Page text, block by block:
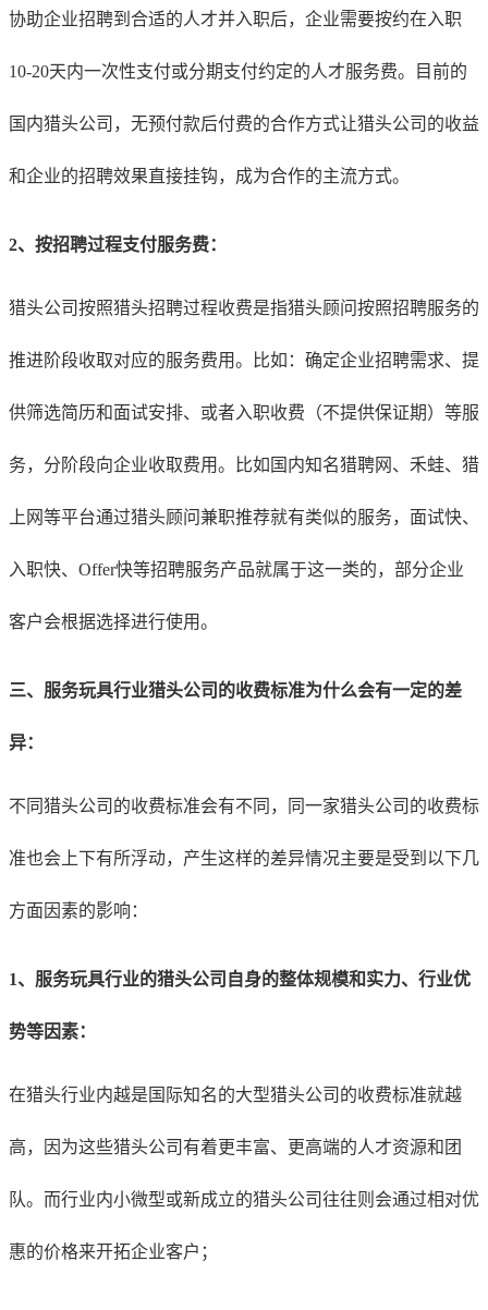
协助企业招聘到合适的人才并入职后，企业需要按约在入职
10-20天内一次性支付或分期支付约定的人才服务费。目前的
国内猎头公司，无预付款后付费的合作方式让猎头公司的收益
和企业的招聘效果直接挂钩，成为合作的主流方式。
2、按招聘过程支付服务费：
猎头公司按照猎头招聘过程收费是指猎头顾问按照招聘服务的
推进阶段收取对应的服务费用。比如：确定企业招聘需求、提
供筛选简历和面试安排、或者入职收费（不提供保证期）等服
务，分阶段向企业收取费用。比如国内知名猎聘网、禾蛙、猎
上网等平台通过猎头顾问兼职推荐就有类似的服务，面试快、
入职快、Offer快等招聘服务产品就属于这一类的，部分企业
客户会根据选择进行使用。
三、服务玩具行业猎头公司的收费标准为什么会有一定的差
异：
不同猎头公司的收费标准会有不同，同一家猎头公司的收费标
准也会上下有所浮动，产生这样的差异情况主要是受到以下几
方面因素的影响：
1、服务玩具行业的猎头公司自身的整体规模和实力、行业优
势等因素：
在猎头行业内越是国际知名的大型猎头公司的收费标准就越
高，因为这些猎头公司有着更丰富、更高端的人才资源和团
队。而行业内小微型或新成立的猎头公司往往则会通过相对优
惠的价格来开拓企业客户；